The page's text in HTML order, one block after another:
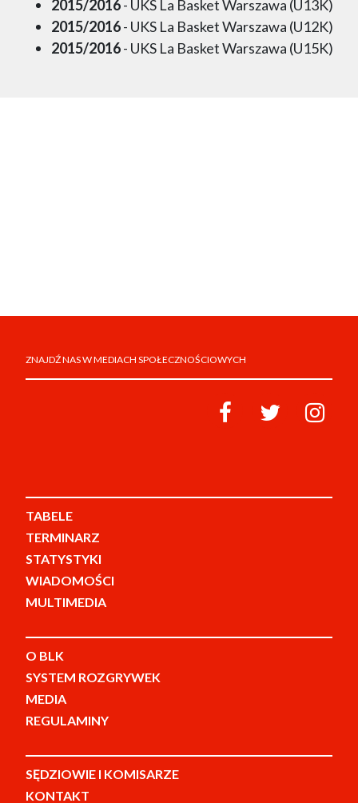
2015/2016- UKS La Basket Warszawa (U13K)
2015/2016- UKS La Basket Warszawa (U12K)
2015/2016- UKS La Basket Warszawa (U15K)
ZNAJDŹ NAS W MEDIACH SPOŁECZNOŚCIOWYCH
TABELE
TERMINARZ
STATYSTYKI
WIADOMOŚCI
MULTIMEDIA
O BLK
SYSTEM ROZGRYWEK
MEDIA
REGULAMINY
SĘDZIOWIE I KOMISARZE
KONTAKT